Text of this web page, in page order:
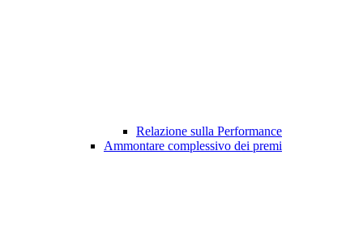
Relazione sulla Performance
Ammontare complessivo dei premi